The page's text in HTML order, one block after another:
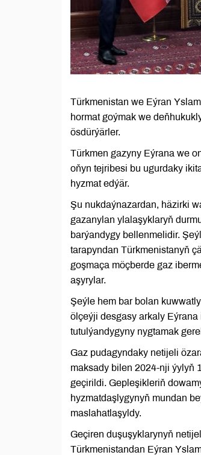
Türkmenistan we Eýran
hormat goýmak we
ösdürýärler.
Türkmen gazyny Eýrana we
oňyn tejribesi bu ugurdaky
hyzmat edýär.
Şu nukdaýnazardan, häzirki
gazanylan ylalaşyklaryň
barýandygy bellenmelidir.
tarapyndan Türkmenistanyň
goşmaça möçberde gaz
aşyrylar.
Şeýle hem bar bolan
ölçeýji desgasy arkaly
tutulýandygyny nygtamak
Gaz pudagyndaky netijeli
maksady bilen 2024-nji ýylyň
geçirildi. Gepleşikleriň
hyzmatdaşlygynyň mundan
maslahatlaşyldy.
Geçiren duşuşyklarynyň
Türkmenistandan Eýran